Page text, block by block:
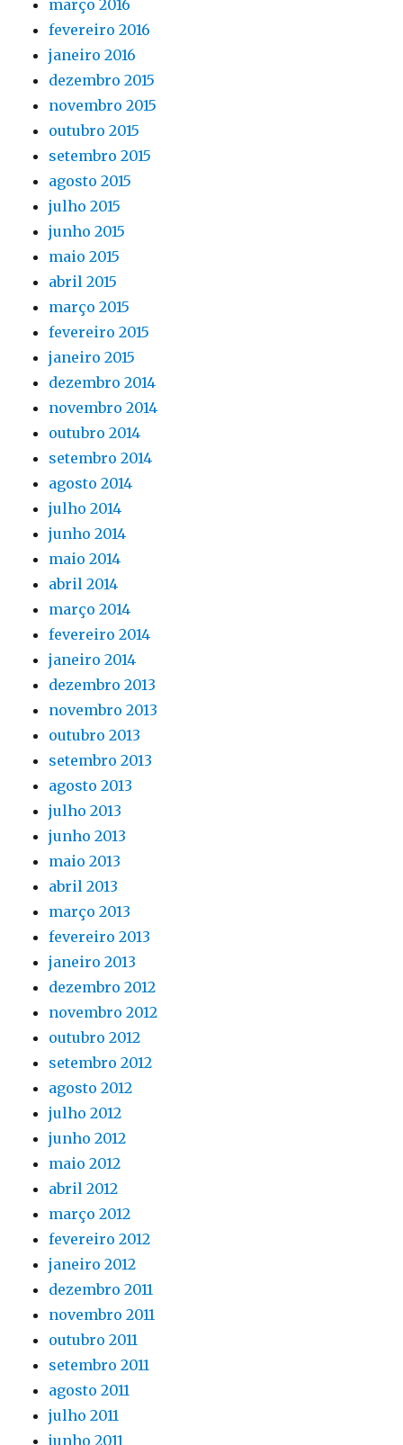
março 2016
fevereiro 2016
janeiro 2016
dezembro 2015
novembro 2015
outubro 2015
setembro 2015
agosto 2015
julho 2015
junho 2015
maio 2015
abril 2015
março 2015
fevereiro 2015
janeiro 2015
dezembro 2014
novembro 2014
outubro 2014
setembro 2014
agosto 2014
julho 2014
junho 2014
maio 2014
abril 2014
março 2014
fevereiro 2014
janeiro 2014
dezembro 2013
novembro 2013
outubro 2013
setembro 2013
agosto 2013
julho 2013
junho 2013
maio 2013
abril 2013
março 2013
fevereiro 2013
janeiro 2013
dezembro 2012
novembro 2012
outubro 2012
setembro 2012
agosto 2012
julho 2012
junho 2012
maio 2012
abril 2012
março 2012
fevereiro 2012
janeiro 2012
dezembro 2011
novembro 2011
outubro 2011
setembro 2011
agosto 2011
julho 2011
junho 2011